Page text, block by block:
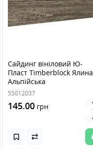
Сайдинг вініловий Ю-
Пласт Timberblock Ялина
Альпійська
55012037
145.00 грн